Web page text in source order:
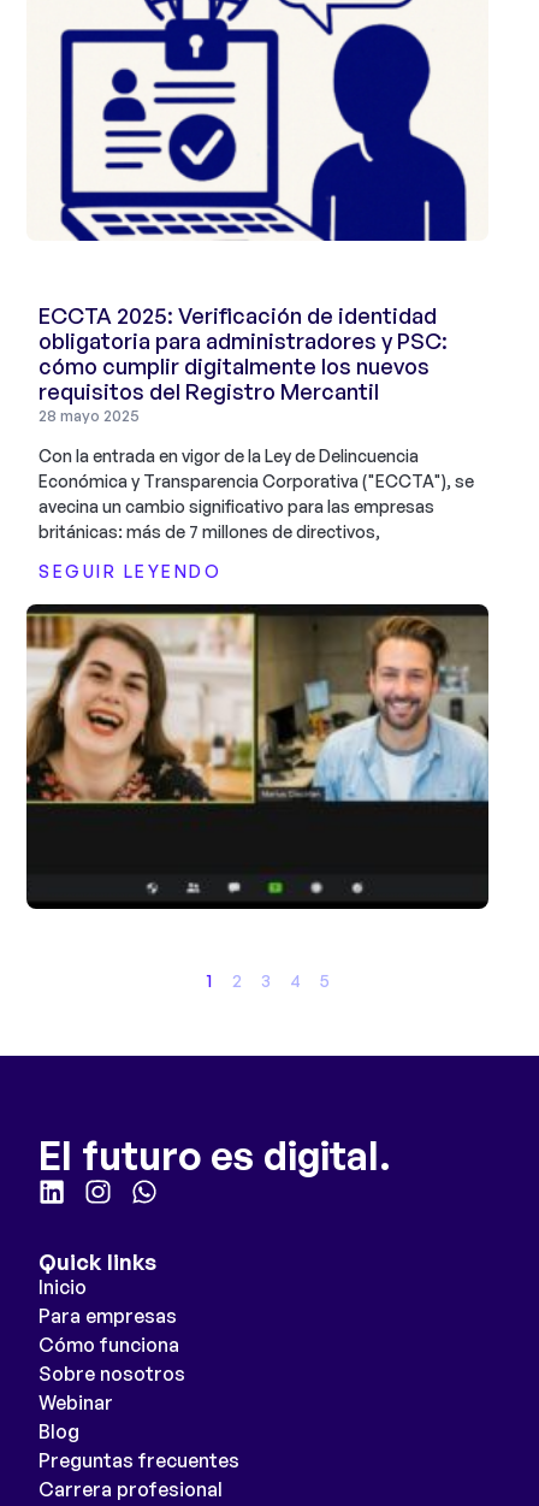
ECCTA 2025: Verificación de identidad
obligatoria para administradores y PSC:
cómo cumplir digitalmente los nuevos
requisitos del Registro Mercantil
28 mayo 2025
Con la entrada en vigor de la Ley de Delincuencia
Económica y Transparencia Corporativa ("ECCTA"), se
avecina un cambio significativo para las empresas
británicas: más de 7 millones de directivos,
SEGUIR LEYENDO
1 2 3 4 5
El futuro es digital.
Quick links
Inicio
Para empresas
Cómo funciona
Sobre nosotros
Webinar
Blog
Preguntas frecuentes
Carrera profesional